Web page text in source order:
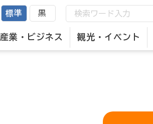
産業・ビジネス 観光・イベント
標準 黒